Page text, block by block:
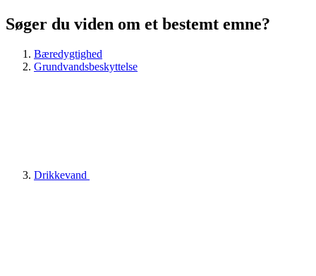
Søger du viden om et bestemt emne?
Bæredygtighed
Grundvandsbeskyttelse
Drikkevand